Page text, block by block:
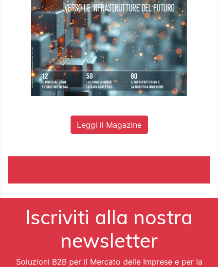
Leggi il Magazine
Iscriviti alla nostra
newsletter
Soluzioni B2B per il Mercato delle Imprese e per la